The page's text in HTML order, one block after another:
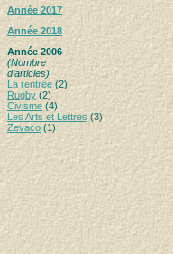
Année 2017
Année 2018
Année 2006
(Nombre
d'articles)
La rentrée (2)
Rugby(2)
Civisme (4)
Les Arts et Lettres (3)
Zevaco (1)